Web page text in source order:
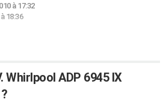
à 17:32
18:36
Whirlpool ADP 6945 IX